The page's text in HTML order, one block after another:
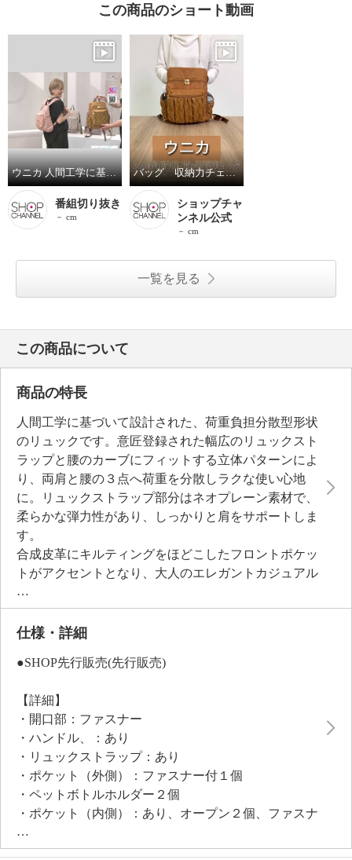
この商品のショート動画
ウニカ 人間工学に基づいた ふんわりキルトポケット リュック ＜トートバッグ付＞
番組切り抜き
－ cm
バッグ 収納力チェック！
ショップチャ
ンネル公式
－ cm
一覧を見る
この商品について
商品の特長
人間工学に基づいて設計された、荷重負担分散型形状
のリュックです。意匠登録された幅広のリュックスト
ラップと腰のカーブにフィットする立体パターンによ
り、両肩と腰の３点へ荷重を分散しラクな使い心地
に。リュックストラップ部分はネオプレーン素材で、
柔らかな弾力性があり、しっかりと肩をサポートしま
す。
合成皮革にキルティングをほどこしたフロントポケッ
トがアクセントとなり、大人のエレガントカジュアル
を演出。微光沢のナイロン生地と柔らかな合成皮革の
組み合わせが、軽さと上質感を両立しています。内装
は、当ブランドオリジナルの華やかなフラワープリン
り、お手入れしやすいのもポイント。
としても重宝します。
仕様・詳細
●SHOP先行販売(先行販売)
【詳細】
・開口部：ファスナー
・ハンドル、：あり
・リュックストラップ：あり
・ポケット（外側）：ファスナー付１個
・ペットボトルホルダー２個
・ポケット（内側）：あり、オープン２個、ファスナ
ー付２個
・底びょう：０個